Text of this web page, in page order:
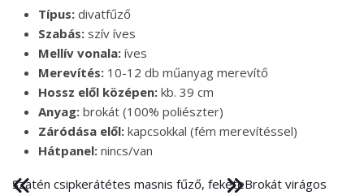
Típus: divatfűző
Szabás: szív íves
Mellív vonala: íves
Merevítés: 10-12 db műanyag merevítő
Hossz elől középen: kb. 39 cm
Anyag: brokát (100% poliészter)
Záródása elől: kapcsokkal (fém merevítéssel)
Hátpanel: nincs/van
Szatén csipkerátétes masnis fűző, feketeBrokát virágos